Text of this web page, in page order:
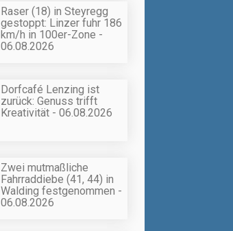
Raser (18) in Steyregg
gestoppt: Linzer fuhr 186
km/h in 100er-Zone -
06.08.2026
Dorfcafé Lenzing ist
zurück: Genuss trifft
Kreativität - 06.08.2026
Zwei mutmaßliche
Fahrraddiebe (41, 44) in
Walding festgenommen -
06.08.2026